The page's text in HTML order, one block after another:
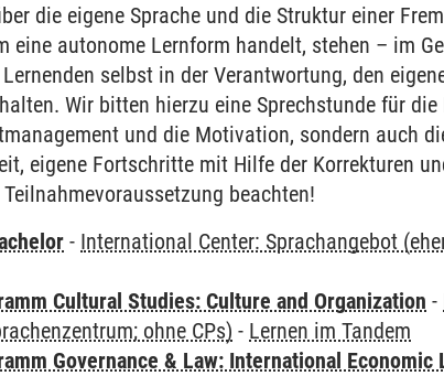
die eigene Sprache und die Struktur einer
eine autonome Lernform handelt, stehen – im
selbst in der Verantwortung, den
Wir bitten hierzu eine Sprechstunde für
und die Motivation, sondern auch
eigene Fortschritte mit Hilfe der Korrekturen
beachten!
- International Center: Sprachangebot
Cultural Studies: Culture and Organization -
ohne CPs) - Lernen im Tandem
Governance & Law: International Economic